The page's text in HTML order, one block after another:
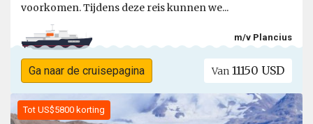
voorkomen. Tijdens deze reis kunnen we...
m/v Plancius
Ga naar de cruisepagina Van 11150 USD
Tot US$5800 korting